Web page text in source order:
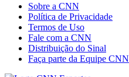
Sobre a CNN
Política de Privacidade
Termos de Uso
Fale com a CNN
Distribuição do Sinal
Faça parte da Equipe CNN